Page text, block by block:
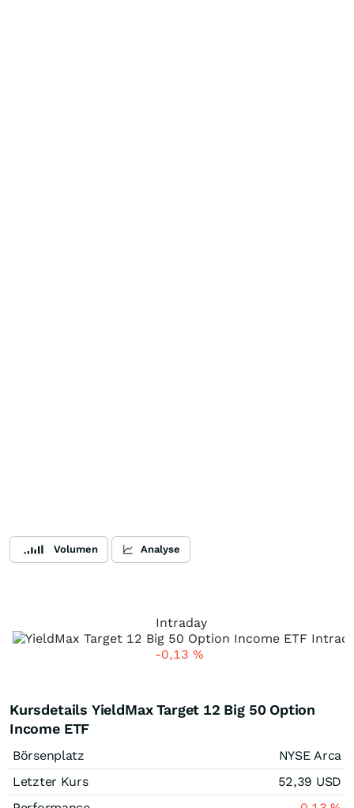
Volumen Analyse
Intraday
-0,13 %
Kursdetails YieldMax Target 12 Big 50 Option
Income ETF
Börsenplatz
NYSE Arca
Letzter Kurs
52,39 USD